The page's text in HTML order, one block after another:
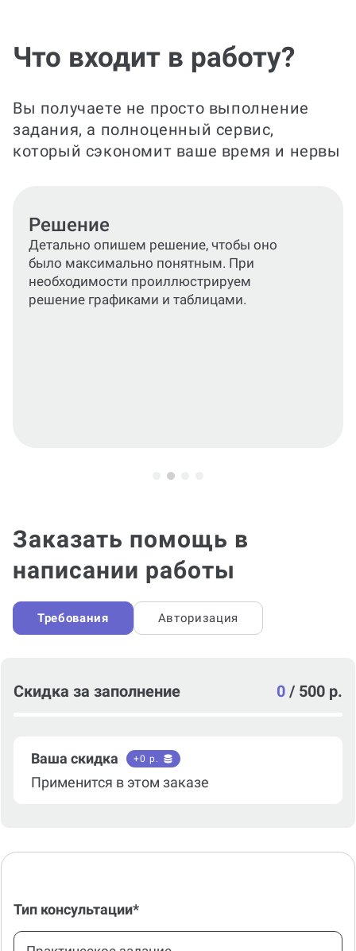
Что входит в работу?
Вы получаете не просто выполнение
задания, а полноценный сервис,
который сэкономит ваше время и нервы
Оформление решения
Приведем все разделы работы и
графические материалы в соответствие
актуальным стандартам или требованиям
Заказать помощь в
написании работы
Требования Авторизация
Скидка за заполнение 0 / 500 р.
Ваша скидка +0 р.
Применится в этом заказе
Тип консультации*